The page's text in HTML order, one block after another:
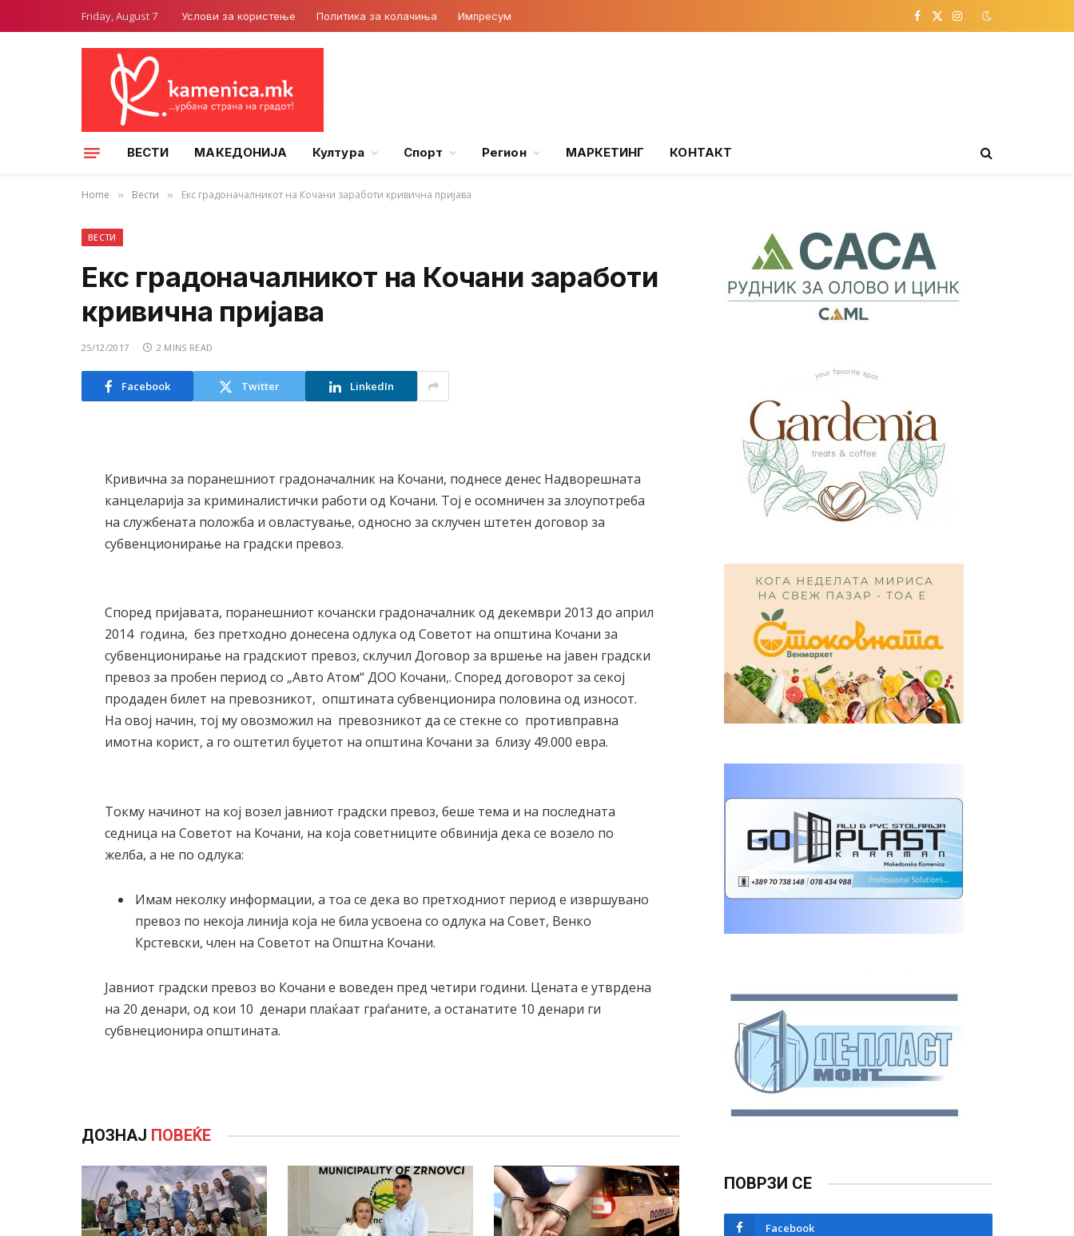
Friday, August 7 Услови за користење Политика за колачиња Импресум Facebook
X
Instagram
ВЕСТИ МАКЕДОНИЈА Култура Спорт Регион МАРКЕТИНГ КОНТАКТ
Home » Вести » Екс градоначалникот на Кочани заработи кривична пријава
ВЕСТИ
Екс градоначалникот на Кочани заработи
кривична пријава
25/12/2017 2 MINS READ
Facebook Twitter LinkedIn
Кривична за поранешниот градоначалник на Кочани, поднесе денес Надворешната
канцеларија за криминалистички работи од Кочани. Тој е осомничен за злоупотреба
на службената положба и овластување, односно за склучен штетен договор за
субвенционирање на градски превоз.
Според пријавата, поранешниот кочански градоначалник од декември 2013 до април
2014 година, без претходно донесена одлука од Советот на општина Кочани за
субвенционирање на градскиот превоз, склучил Договор за вршење на јавен градски
превоз за пробен период со „Авто Атом“ ДОО Кочани,. Според договорот за секој
продаден билет на превозникот, општината субвенционира половина од износот.
На овој начин, тој му овозможил на превозникот да се стекне со противправна
имотна корист, а го оштетил буџетот на општина Кочани за близу 49.000 евра.
Токму начинот на кој возел јавниот градски превоз, беше тема и на последната
седница на Советот на Кочани, на која советниците обвинија дека се возело по
желба, а не по одлука:
Имам неколку информации, а тоа се дека во претходниот период е извршувано
превоз по некоја линија која не била усвоена со одлука на Совет, Венко
Крстевски, член на Советот на Општна Кочани.
Јавниот градски превоз во Кочани е воведен пред четири години. Цената е утврдена
на 20 денари, од кои 10 денари плаќаат граѓаните, а останатите 10 денари ги
субвнеционира општината.
ДОЗНАЈ ПОВЕЌЕ
ПОВРЗИ СЕ
Facebook